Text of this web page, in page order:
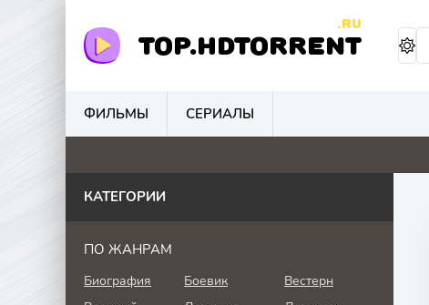
TOP.HDTORRENT
.RU
ФИЛЬМЫ СЕРИАЛЫ
0 4.1 0 0
КАТЕГОРИИ
ПО ЖАНРАМ
Биография Боевик
Вестерн